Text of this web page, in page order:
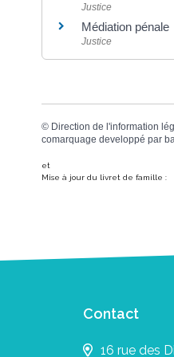
Justice
Médiation pénale
Justice
© Direction de l'information
comarquage developpé par
et
Mise à jour du livret de famille :
Contact
16 rue des